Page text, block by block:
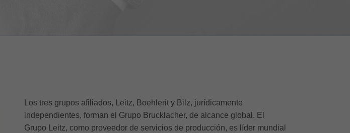
Los tres grupos afiliados, Leitz, Boehlerit y Bilz, jurídicamente
independientes, forman el Grupo Brucklacher, de alcance global. El
Grupo Leitz, como proveedor de servicios de producción, es líder mundial